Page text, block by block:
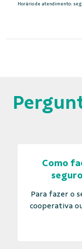
Horário de atendimento:
Como
Para fazer o
cooperativa